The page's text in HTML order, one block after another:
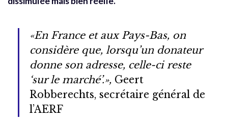
«En France et aux Pays-Bas, on
considère que, lorsqu’un donateur
donne son adresse, celle-ci reste
‘sur le marché’.», Geert
Robberechts, secrétaire général de
l’AERF